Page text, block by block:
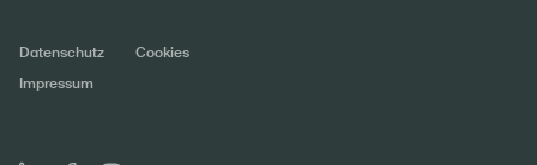
Datenschutz
Cookies
Impressum